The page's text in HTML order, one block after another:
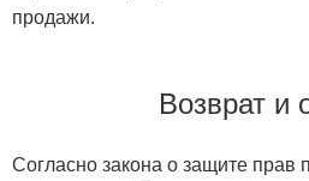
продажи.
Возврат и
Согласно закона о защите прав